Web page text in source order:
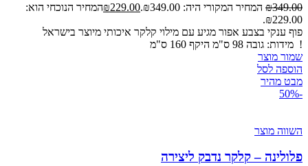
₪349.00 המחיר המקורי היה: ₪349.00. ₪229.00
המחיר הנוכחי הוא:
₪229.00.
פוף ענקי בצבע אפור מגיע עם מילוי קלקר איכותי מיוצר בישראל
! מידות: גובה 98 ס"מ
היקף 160 ס"מ
שמור מוצר
הוספה לסל
מבט מהיר
-50%
השווה מוצר
פלולינה – קלקר נדבק ליצירה